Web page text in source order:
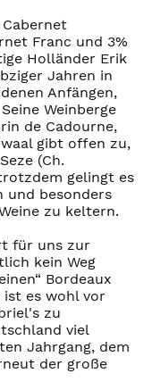
Cabernet
Franc und 3%
Holländer Erik
Jahren in
Anfängen,
Weinberge
de Cadourne,
gibt offen zu,
(Ch.
gelingt es
und besonders
zu keltern.
für uns zur
kein Weg
Bordeaux
ist es wohl vor
zu
viel
Jahrgang, dem
der große